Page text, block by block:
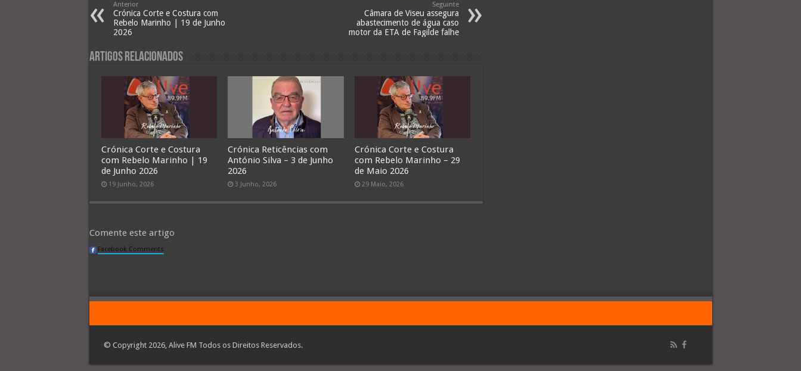
Anterior
Crónica Corte e Costura com
Rebelo Marinho | 19 de Junho
2026
Seguinte
Câmara de Viseu assegura
abastecimento de água caso
motor da ETA de Fagilde falhe
Artigos Relacionados
Crónica Corte e Costura
com Rebelo Marinho | 19
de Junho 2026
19 Junho, 2026
Crónica Reticências com
António Silva – 3 de Junho
2026
3 Junho, 2026
Crónica Corte e Costura
com Rebelo Marinho – 29
de Maio 2026
29 Maio, 2026
Comente este artigo
Facebook Comments
© Copyright 2026, Alive FM Todos os Direitos Reservados.